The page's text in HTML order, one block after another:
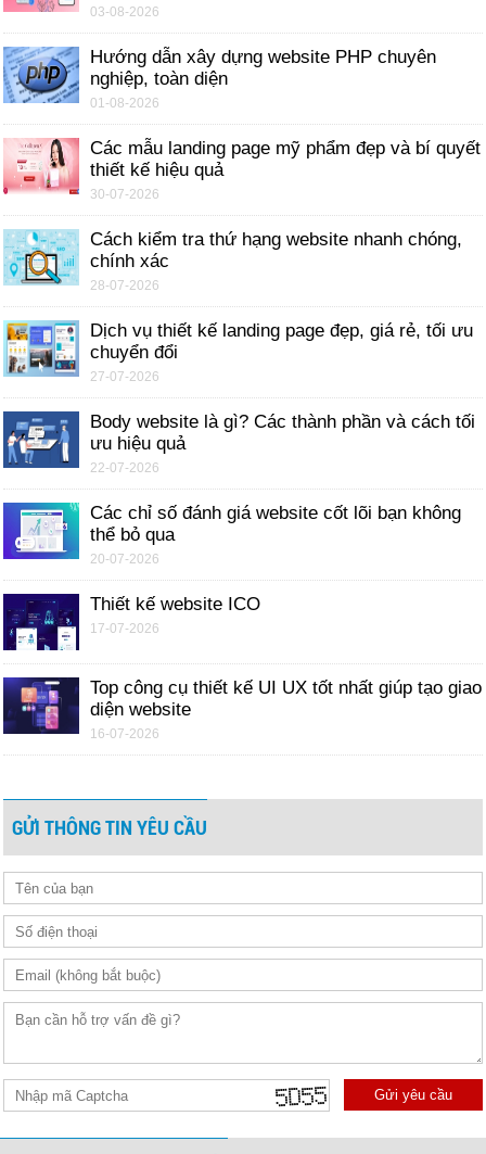
03-08-2026
Hướng dẫn xây dựng website PHP chuyên
nghiệp, toàn diện
01-08-2026
Các mẫu landing page mỹ phẩm đẹp và bí quyết
thiết kế hiệu quả
30-07-2026
Cách kiểm tra thứ hạng website nhanh chóng,
chính xác
28-07-2026
Dịch vụ thiết kế landing page đẹp, giá rẻ, tối ưu
chuyển đổi
27-07-2026
Body website là gì? Các thành phần và cách tối
ưu hiệu quả
22-07-2026
Các chỉ số đánh giá website cốt lõi bạn không
thể bỏ qua
20-07-2026
Thiết kế website ICO
17-07-2026
Top công cụ thiết kế UI UX tốt nhất giúp tạo giao
diện website
16-07-2026
GỬI THÔNG TIN YÊU CẦU
Gửi yêu cầu